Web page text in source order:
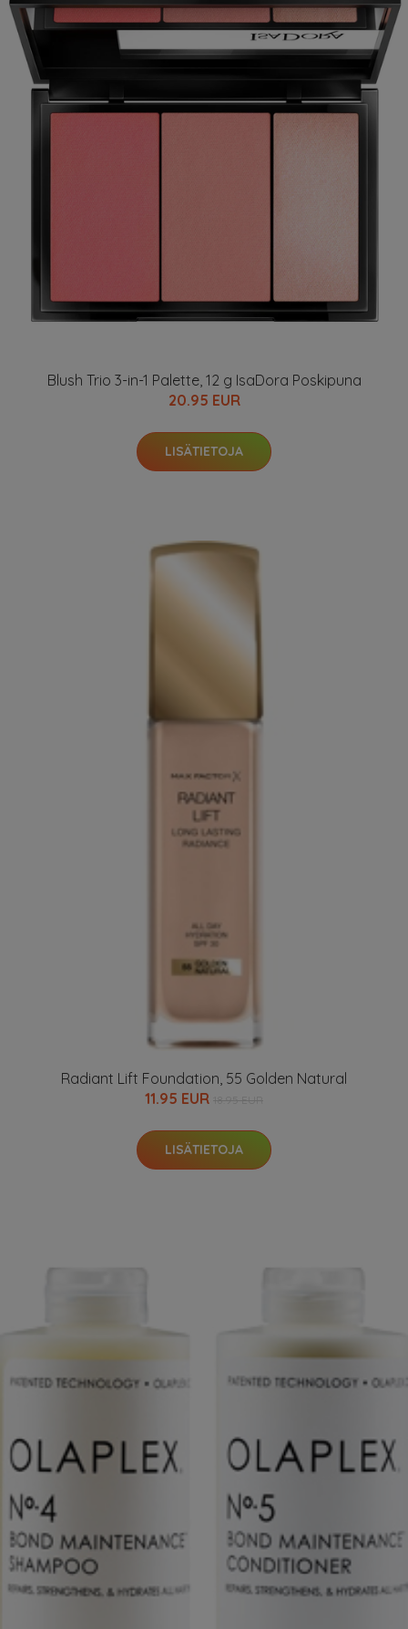
Blush Trio 3-in-1 Palette, 12 g IsaDora Poskipuna
20.95 EUR
LISÄTIETOJA
Radiant Lift Foundation, 55 Golden Natural
11.95 EUR
LISÄTIETOJA